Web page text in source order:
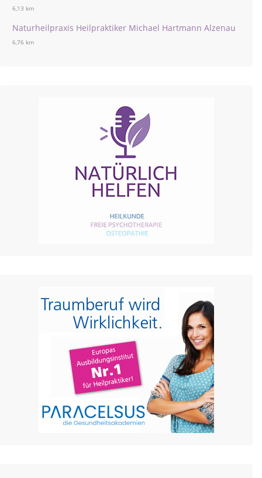
6,13 km
Naturheilpraxis Heilpraktiker Michael Hartmann Alzenau
6,76 km